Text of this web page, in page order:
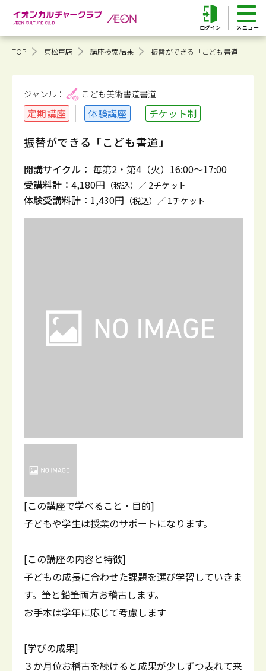
ログイン
TOP 東松戸店 講座検索結果 振替ができる「こども書道」
ジャンル： こども美術書道書道
定期講座 体験講座 チケット制
振替ができる「こども書道」
開講サイクル： 毎第2・第4（火）16:00～17:00
受講料計： 4,180円 （税込）／ 2チケット
体験受講料計： 1,430円 （税込）／ 1チケット
[この講座で学べること・目的]
子どもや学生は授業のサポートになります。
[この講座の内容と特徴]
子どもの成長に合わせた課題を選び学習していきま
す。筆と鉛筆両方お稽古します。
お手本は学年に応じて考慮します
[学びの成果]
３か月位お稽古を続けると成果が少しずつ表れて来